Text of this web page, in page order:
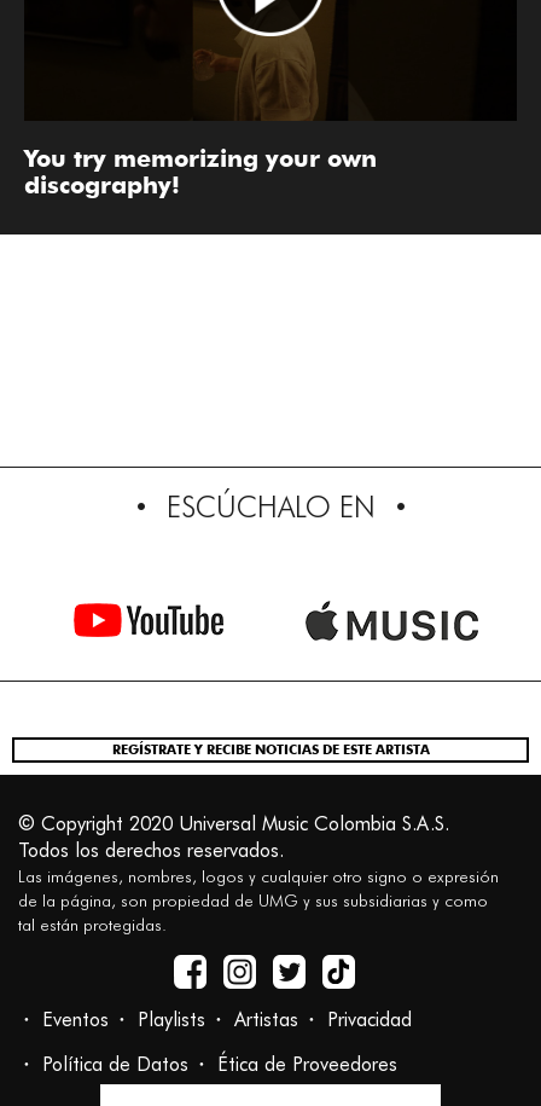
You try memorizing your own
discography!
ESCÚCHALO EN
REGÍSTRATE Y RECIBE NOTICIAS DE ESTE ARTISTA
© Copyright 2020 Universal Music Colombia S.A.S.
Todos los derechos reservados.
Las imágenes, nombres, logos y cualquier otro signo o expresión
de la página, son propiedad de UMG y sus subsidiarias y como
tal están protegidas.
Eventos Playlists Artistas
Privacidad
Política de Datos
Ética de Proveedores